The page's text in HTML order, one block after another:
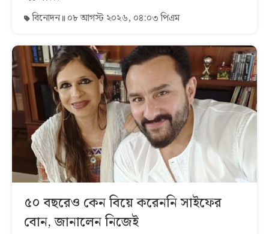
বিনোদন ০৮ আগস্ট ২০২৬, ০৪:০৩ পিএম
৫০ বছরেও কেন বিয়ে করেননি সাইফের
বোন, জানালেন নিজেই